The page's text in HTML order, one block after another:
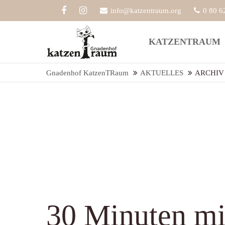
Der Eintrag "offcanvas-col1" existiert
leider nicht.
leider
info@katzentraum.org 0 80
KATZENTRAUM
Gnadenhof KatzenTRaum AKTUELLES ARCHIV
30 Minuten